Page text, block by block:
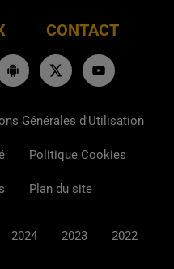
CONTACT
Générales d'Utilisation
Politique Cookies
Plan du site
2024 2023 2022